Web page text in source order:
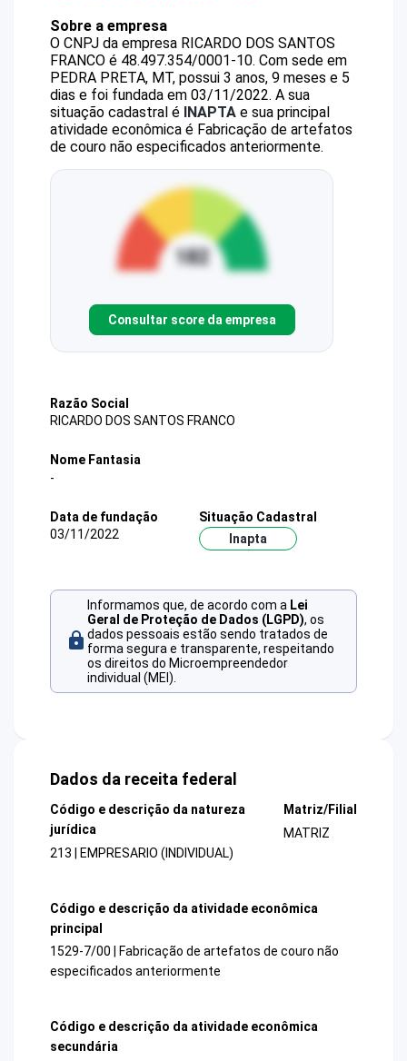
Sobre a empresa
O CNPJ da empresa RICARDO DOS SANTOS
FRANCO é 48.497.354/0001-10. Com sede em
PEDRA PRETA, MT, possui 3 anos, 9 meses e 5
dias e foi fundada em 03/11/2022. A sua
situação cadastral é INAPTA e sua principal
atividade econômica é Fabricação de artefatos
de couro não especificados anteriormente.
Consultar score da empresa
Razão Social
RICARDO DOS SANTOS FRANCO
Nome Fantasia
-
Data de fundação
03/11/2022
Situação Cadastral
Inapta
Informamos que, de acordo com a Lei
Geral de Proteção de Dados (LGPD), os
dados pessoais estão sendo tratados de
forma segura e transparente, respeitando
os direitos do Microempreendedor
individual (MEI).
Dados da receita federal
Código e descrição da natureza
jurídica
213 | EMPRESARIO (INDIVIDUAL)
Matriz/Filial
MATRIZ
Código e descrição da atividade econômica
principal
1529-7/00 | Fabricação de artefatos de couro não
especificados anteriormente
Código e descrição da atividade econômica
secundária